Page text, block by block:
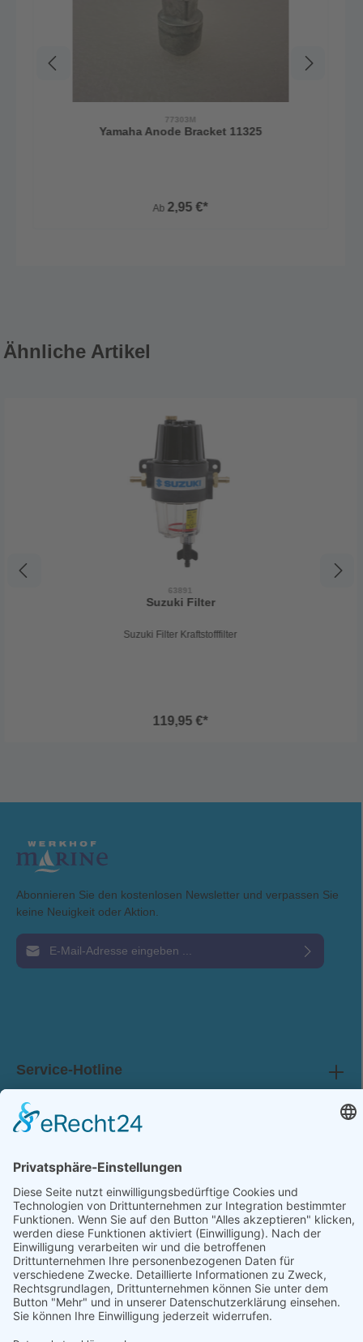
77303M
Yamaha Anode Bracket 11325
Ab 2,95 €*
Ähnliche Artikel
63891
Suzuki Filter
Suzuki Filter Kraftstofffilter
119,95 €*
Abonnieren Sie den kostenlosen Newsletter und verpassen Sie
keine Neuigkeit oder Aktion.
E-Mail-Adresse*
Folge uns:
Service-Hotline
Shop Service
Information